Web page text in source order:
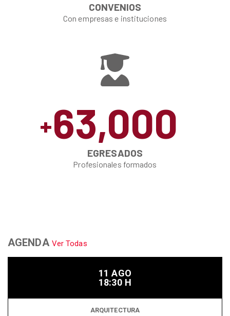
CONVENIOS
Con empresas e instituciones
+63,000
EGRESADOS
Profesionales formados
AGENDA Ver Todas
11 AGO
18:30 H
ARQUITECTURA